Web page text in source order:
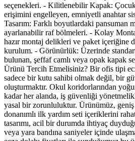
seçenekleri. - Kilitlenebilir Kapak:
erişimini engelleyen, emniyetli anahtar
Tasarım: Farklı boyutlardaki pansuman
ayarlanabilir raf bölmeleri. - Kolay
hazır montaj delikleri ve paket içeriğine
kurulum. - Görünürlük: Üzerinde
bulunan, şeffaf camlı veya opak kapak
Ürünü Tercih Etmelisiniz? Bir ofis tipi
sadece bir kutu sahibi olmak değil, bir
oluşturmaktır. Okul koridorlarından
kadar her alanda, iş güvenliği
yasal bir zorunluluktur. Ürünümüz,
donanımlı ilk yardım seti içeriklerini
tasarımı, acil bir durumda ihtiyaç
veya yara bandına saniyeler içinde